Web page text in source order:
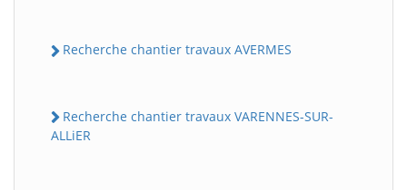
Recherche chantier travaux AVERMES
Recherche chantier travaux VARENNES-SUR-
ALLiER